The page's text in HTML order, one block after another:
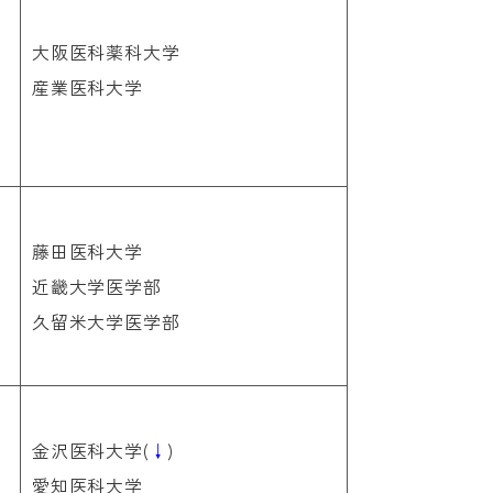
大阪医科薬科大学
産業医科大学
藤田医科大学
近畿大学医学部
久留米大学医学部
金沢医科大学( ↓ )
愛知医科大学